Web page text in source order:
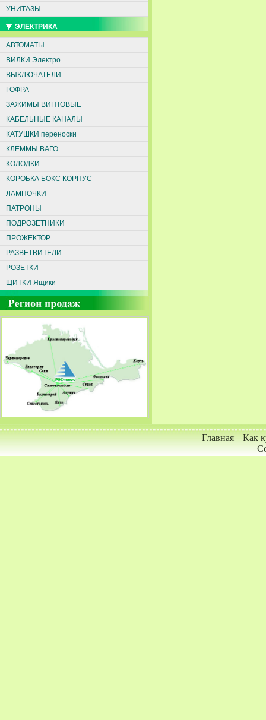
УНИТАЗЫ
ЭЛЕКТРИКА
АВТОМАТЫ
ВИЛКИ Электро.
ВЫКЛЮЧАТЕЛИ
ГОФРА
ЗАЖИМЫ ВИНТОВЫЕ
КАБЕЛЬНЫЕ КАНАЛЫ
КАТУШКИ переноски
КЛЕММЫ ВАГО
КОЛОДКИ
КОРОБКА БОКС КОРПУС
ЛАМПОЧКИ
ПАТРОНЫ
ПОДРОЗЕТНИКИ
ПРОЖЕКТОР
РАЗВЕТВИТЕЛИ
РОЗЕТКИ
ЩИТКИ Ящики
Главная| Как